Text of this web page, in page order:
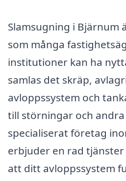
Slamsugning i Bjärnum
som många
institutioner kan ha
samlas det skräp,
avloppssystem och
till störningar och
specialiserat företag
erbjuder en rad
att ditt avloppssystem